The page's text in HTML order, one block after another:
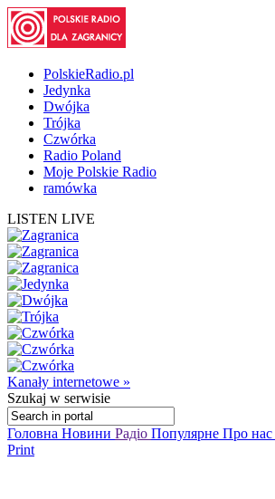
PolskieRadio.pl
Jedynka
Dwójka
Trójka
Czwórka
Radio Poland
Moje Polskie Radio
ramówka
LISTEN LIVE
Kanały internetowe »
Szukaj w serwisie
Головна Новини Радіо Популярне Про нас
Print